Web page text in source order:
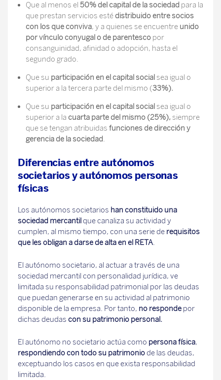
Que al menos el 50% del capital de la sociedad para la
que prestan servicios estédistribuido entre socios
con los que conviva, y a quienes se encuentre unido
por vínculo conyugal o de parentesco por
consanguinidad, afinidad o adopción, hasta el
segundo grado.
Que su participación en el capital social sea igual o
superior a la tercera parte del mismo (33%).
Que su participación en el capital social sea igual o
superior a la cuarta parte del mismo (25%), siempre
que se tengan atribuidas funciones de dirección y
gerencia de la sociedad.
Diferencias entre autónomos
societarios y autónomos personas
físicas
Los autónomos societarios han constituido una
sociedad mercantilque canaliza su actividad y
cumplen, al mismo tiempo, con una serie de requisitos
que les obligan a darse de alta en el RETA.
El autónomo societario, al actuar a través de una
sociedad mercantil con personalidad jurídica, ve
limitada su responsabilidad patrimonial por las deudas
que puedan generarse en su actividad al patrimonio
disponible de la empresa. Por tanto, no responde por
dichas deudas con su patrimonio personal.
El autónomo no societario actúa como persona física,
respondiendo con todo su patrimoniode las deudas,
exceptuando los casos en que exista responsabilidad
limitada.